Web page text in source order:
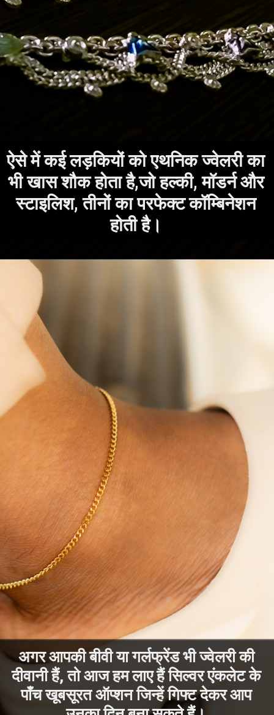
ऐसे में कई लड़कियों को एथनिक ज्वेलरी का
भी खास शौक होता है,जो हल्की, मॉडर्न और
स्टाइलिश, तीनों का परफेक्ट कॉम्बिनेशन
होती है।
अगर आपकी बीवी या गर्लफ्रेंड भी ज्वेलरी की
दीवानी हैं, तो आज हम लाए हैं सिल्वर एंकलेट के
पाँच खूबसूरत ऑप्शन जिन्हें गिफ्ट देकर आप